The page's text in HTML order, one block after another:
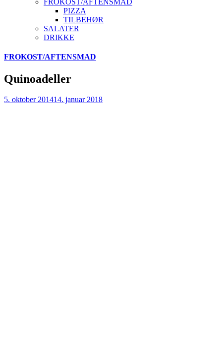
FROKOST/AFTENSMAD
PIZZA
TILBEHØR
SALATER
DRIKKE
Skip
content
FROKOST/AFTENSMAD
Quinoadeller
5. oktober 201414. januar 2018